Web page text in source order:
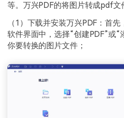
等。万兴PDF的将图片转成pdf文
（1）下载并安装万兴PDF：首
软件界面中，选择“创建PDF”或“
你要转换的图片文件；